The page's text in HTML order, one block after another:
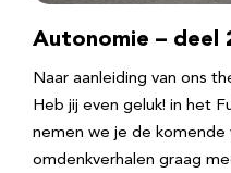
Autonomie – deel
Naar aanleiding van ons
Heb jij even geluk! in het
nemen we je de komende
omdenkverhalen graag